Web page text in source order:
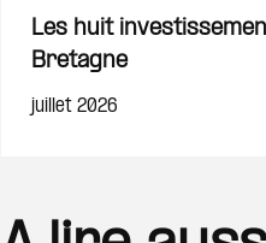
Les huit
Bretagne
juillet 2026